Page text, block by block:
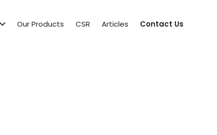
Our Products CSR Articles Contact Us